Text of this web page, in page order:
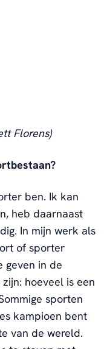
Florens)
ben. Ik kan
heb daarnaast
In mijn werk als
of sporter
geven in de
hoeveel is een
sporten
kampioen bent
van de wereld.